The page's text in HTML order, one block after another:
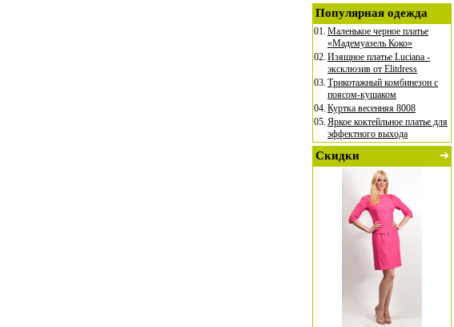
Популярная одежда
01. Маленькое черное платье
«Мадемуазель Коко»
02. Изящное платье Luciana -
эксклюзив от Elitdress
03. Трикотажный комбинезон с
поясом-кушаком
04. Куртка весенняя 8008
05. Яркое коктейльное платье для
эффектного выхода
Скидки